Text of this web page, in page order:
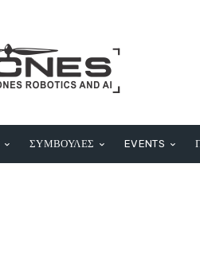
ΣΥΜΒΟΥΛΕΣ EVENTS